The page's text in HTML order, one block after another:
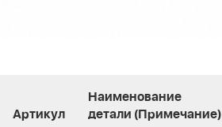
Артикул
Наименование
детали (Примечание)